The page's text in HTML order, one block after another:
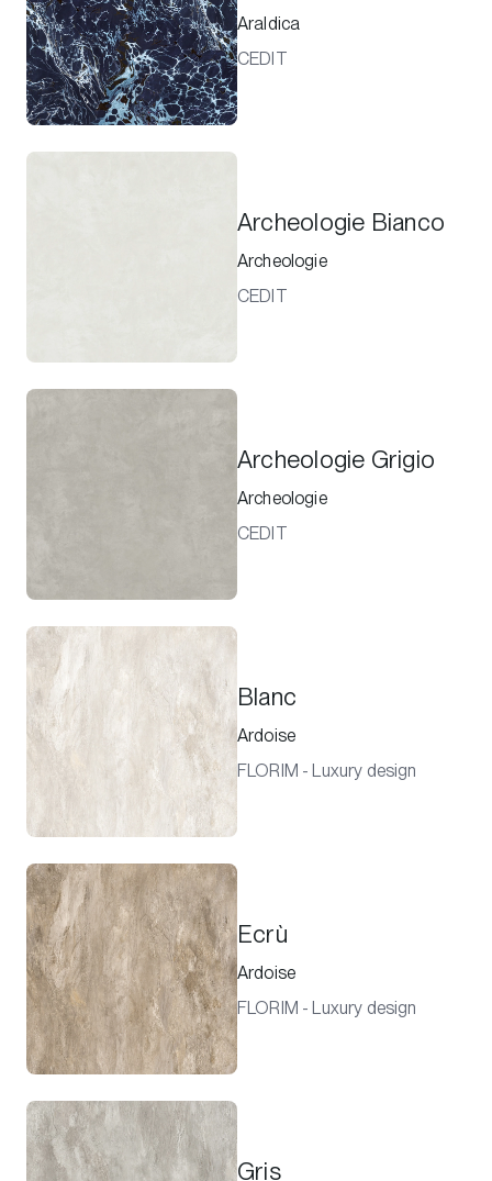
Araldica
CEDIT
Archeologie Bianco
Archeologie
CEDIT
Archeologie Grigio
Archeologie
CEDIT
Blanc
Ardoise
FLORIM - Luxury design
Ecrù
Ardoise
FLORIM - Luxury design
Gris